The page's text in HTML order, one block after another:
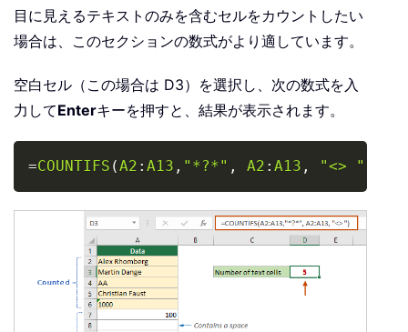
目に見えるテキストのみを含むセルをカウントしたい
場合は、このセクションの数式がより適しています。
空白セル（この場合は D3）を選択し、次の数式を入
力してEnterキーを押すと、結果が表示されます。
=COUNTIFS (A2 : A13 , "*?*" , A2 : A13 , "<> "
Copy